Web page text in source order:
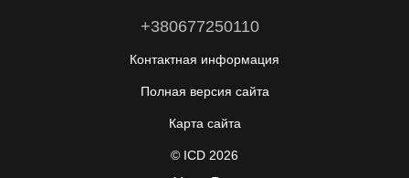
+380677250110
Контактная информация
Полная версия сайта
Карта сайта
© ICD 2026